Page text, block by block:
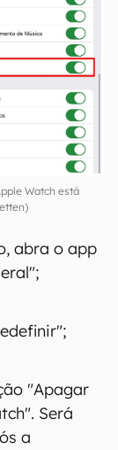
e
Watch está